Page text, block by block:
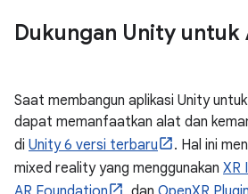
Dukungan Unity untuk
Saat membangun aplikasi Unity
dapat memanfaatkan alat dan
di Unity 6 versi terbaru
. Hal ini
mixed reality yang menggunakan XR